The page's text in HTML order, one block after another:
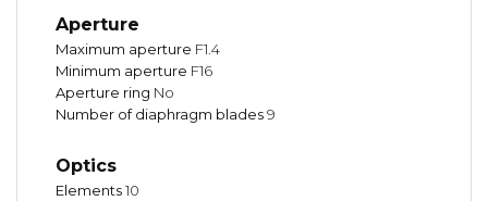
Aperture
Maximum aperture F1.4
Minimum aperture F16
Aperture ring No
Number of diaphragm blades9
Optics
Elements10